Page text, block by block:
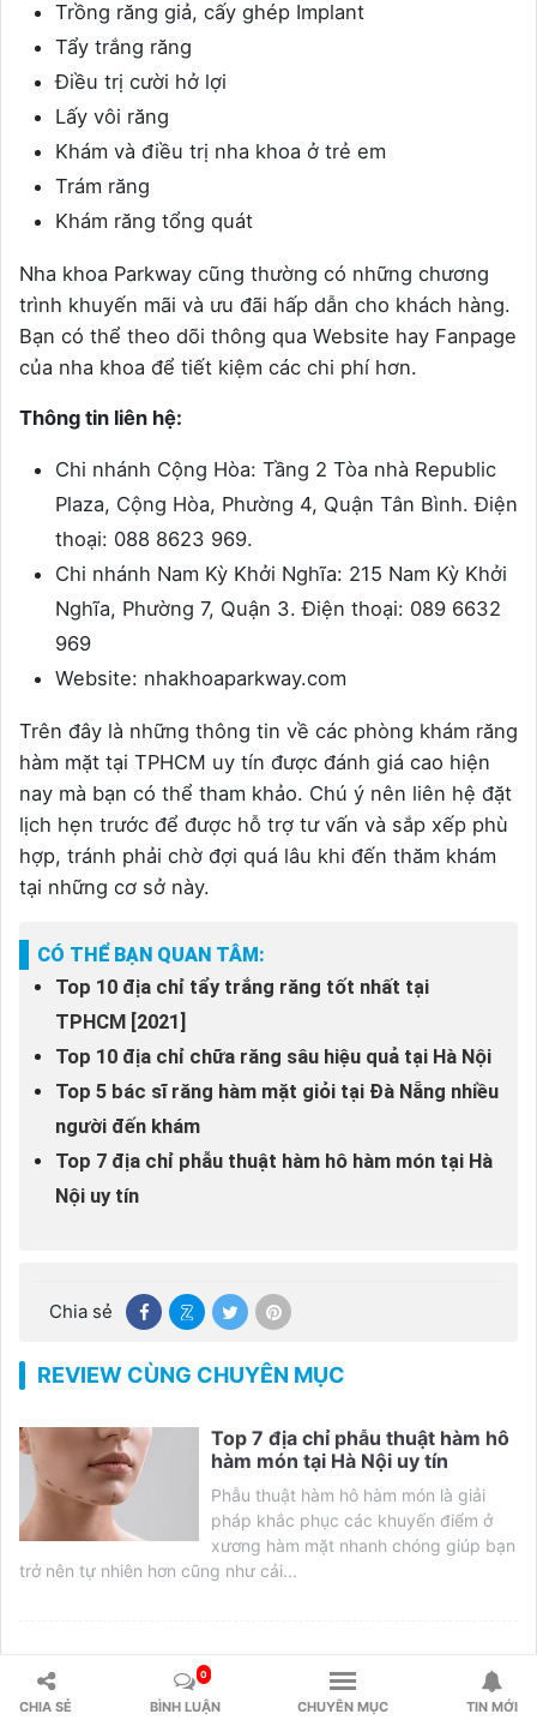
Trồng răng giả, cấy ghép Implant
Tẩy trắng răng
Điều trị cười hở lợi
Lấy vôi răng
Khám và điều trị nha khoa ở trẻ em
Trám răng
Khám răng tổng quát
Nha khoa Parkway cũng thường có những chương
trình khuyến mãi và ưu đãi hấp dẫn cho khách hàng.
Bạn có thể theo dõi thông qua Website hay Fanpage
của nha khoa để tiết kiệm các chi phí hơn.
Thông tin liên hệ:
Chi nhánh Cộng Hòa: Tầng 2 Tòa nhà Republic
Plaza, Cộng Hòa, Phường 4, Quận Tân Bình. Điện
thoại: 088 8623 969.
Chi nhánh Nam Kỳ Khởi Nghĩa: 215 Nam Kỳ Khởi
Nghĩa, Phường 7, Quận 3. Điện thoại: 089 6632
969
Website: nhakhoaparkway.com
Trên đây là những thông tin về các phòng khám răng
hàm mặt tại TPHCM uy tín được đánh giá cao hiện
nay mà bạn có thể tham khảo. Chú ý nên liên hệ đặt
lịch hẹn trước để được hỗ trợ tư vấn và sắp xếp phù
hợp, tránh phải chờ đợi quá lâu khi đến thăm khám
tại những cơ sở này.
CÓ THỂ BẠN QUAN TÂM:
Top 10 địa chỉ tẩy trắng răng tốt nhất tại
TPHCM [2021]
Top 10 địa chỉ chữa răng sâu hiệu quả tại Hà Nội
Top 5 bác sĩ răng hàm mặt giỏi tại Đà Nẵng nhiều
người đến khám
Top 7 địa chỉ phẫu thuật hàm hô hàm món tại Hà
Nội uy tín
Chia sẻ
REVIEW CÙNG CHUYÊN MỤC
Top 7 địa chỉ phẫu thuật hàm hô
hàm món tại Hà Nội uy tín
Phẫu thuật hàm hô hàm món là giải
pháp khắc phục các khuyến điểm ở
xương hàm mặt nhanh chóng giúp bạn
trở nên tự nhiên hơn cũng như cải...
Top 7 địa chỉ chữa cười hở lợi uy
tín an toàn tại Hà Nội
CHIA SẺ
0
BÌNH LUẬN CHUYÊN MỤC TIN MỚI